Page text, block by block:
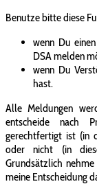
Benutze bitte diese
wenn Du
DSA melden
wenn Du
hast.
Alle Meldungen
entscheide nach
gerechtfertigt ist (in
oder nicht (in
Grundsätzlich
meine Entscheidung